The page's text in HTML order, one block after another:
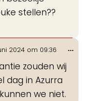
stellen??
2024 om 09:36
zouden wij
dag in Azurra
we niet.
...